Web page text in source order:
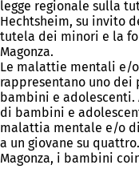
legge regionale sulla
Hechtsheim, su invito
tutela dei minori e la
Magonza.
Le malattie mentali e/
rappresentano uno
bambini e
di bambini e
malattia mentale e/o
a un giovane su
Magonza, i bambini